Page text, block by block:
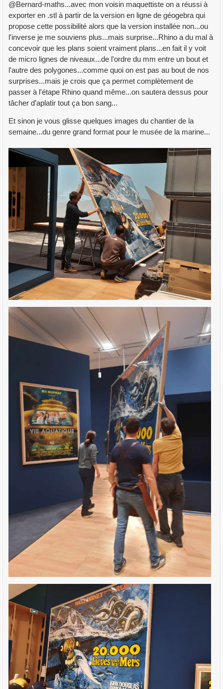
@Bernard-maths...avec mon voisin maquettiste on a réussi à
exporter en .stl à partir de la version en ligne de géogebra qui
propose cette possibilité alors que la version installée non...ou
l'inverse je me souviens plus...mais surprise...Rhino a du mal à
concevoir que les plans soient vraiment plans...en fait il y voit
de micro lignes de niveaux...de l'ordre du mm entre un bout et
l'autre des polygones...comme quoi on est pas au bout de nos
surprises...mais je crois que ça permet complètement de
passer à l'étape Rhino quand même...on sautera dessus pour
tâcher d’aplatir tout ça bon sang...
Et sinon je vous glisse quelques images du chantier de la
semaine...du genre grand format pour le musée de la marine...